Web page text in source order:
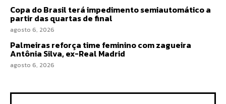
Copa do Brasil terá impedimento semiautomático a
partir das quartas de final
agosto 6, 2026
Palmeiras reforça time feminino com zagueira
Antônia Silva, ex-Real Madrid
agosto 6, 2026